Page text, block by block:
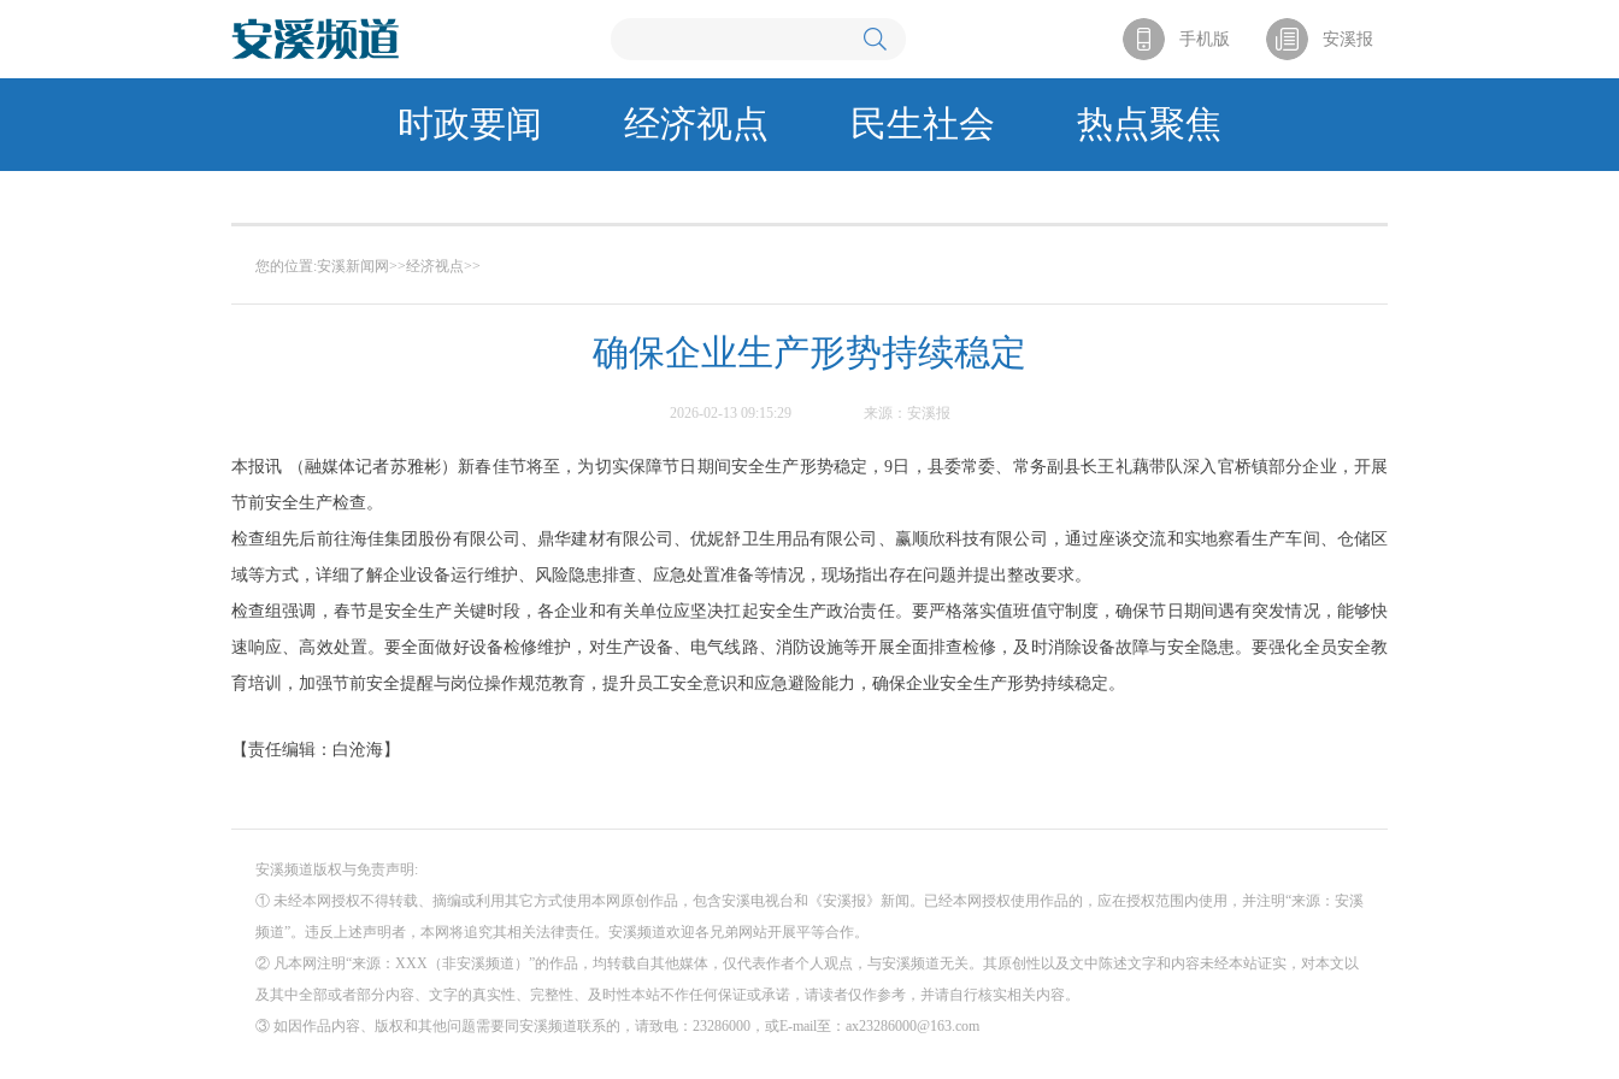
手机版 安溪报
时政要闻 经济视点 民生社会 热点聚焦
您的位置:安溪新闻网 >>经济视点>>
确保企业生产形势持续稳定
2026-02-13 09:15:29 来源：安溪报
本报讯 （融媒体记者苏雅彬）新春佳节将至，为切实保障节日期间安全生产形势稳定，9日，县委常委、常务副县长王礼藕带队深入官桥镇部分企业，开展
节前安全生产检查。
检查组先后前往海佳集团股份有限公司、鼎华建材有限公司、优妮舒卫生用品有限公司、赢顺欣科技有限公司，通过座谈交流和实地察看生产车间、仓储区
域等方式，详细了解企业设备运行维护、风险隐患排查、应急处置准备等情况，现场指出存在问题并提出整改要求。
检查组强调，春节是安全生产关键时段，各企业和有关单位应坚决扛起安全生产政治责任。要严格落实值班值守制度，确保节日期间遇有突发情况，能够快
速响应、高效处置。要全面做好设备检修维护，对生产设备、电气线路、消防设施等开展全面排查检修，及时消除设备故障与安全隐患。要强化全员安全教
育培训，加强节前安全提醒与岗位操作规范教育，提升员工安全意识和应急避险能力，确保企业安全生产形势持续稳定。
【责任编辑：白沧海】
安溪频道版权与免责声明:
① 未经本网授权不得转载、摘编或利用其它方式使用本网原创作品，包含安溪电视台和《安溪报》新闻。已经本网授权使用作品的，应在授权范围内使用，并注明“来源：安溪
频道”。违反上述声明者，本网将追究其相关法律责任。安溪频道欢迎各兄弟网站开展平等合作。
② 凡本网注明“来源：XXX（非安溪频道）”的作品，均转载自其他媒体，仅代表作者个人观点，与安溪频道无关。其原创性以及文中陈述文字和内容未经本站证实，对本文以
及其中全部或者部分内容、文字的真实性、完整性、及时性本站不作任何保证或承诺，请读者仅作参考，并请自行核实相关内容。
③ 如因作品内容、版权和其他问题需要同安溪频道联系的，请致电：23286000，或E-mail至：ax23286000@163.com